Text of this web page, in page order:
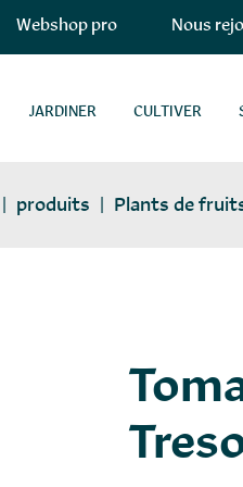
Webshop pro Nous
JARDINER CULTIVER
| produits | Plants de